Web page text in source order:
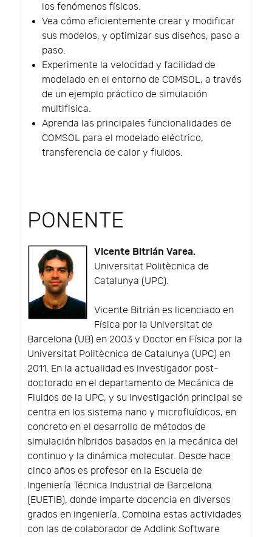
los fenómenos físicos.
Vea cómo eficientemente crear y modificar
sus modelos, y optimizar sus diseños, paso a
paso.
Experimente la velocidad y facilidad de
modelado en el entorno de COMSOL, a través
de un ejemplo práctico de simulación
multifisica.
Aprenda las principales funcionalidades de
COMSOL para el modelado eléctrico,
transferencia de calor y fluidos.
PONENTE
Vicente Bitrián Varea.
Universitat Politècnica de
Catalunya (UPC).
Vicente Bitrián es licenciado en
Física por la Universitat de
Barcelona (UB) en 2003 y Doctor en Física por la
Universitat Politècnica de Catalunya (UPC) en
2011. En la actualidad es investigador post-
doctorado en el departamento de Mecánica de
Fluidos de la UPC, y su investigación principal se
centra en los sistema nano y microfluídicos, en
concreto en el desarrollo de métodos de
simulación híbridos basados en la mecánica del
continuo y la dinámica molecular. Desde hace
cinco años es profesor en la Escuela de
Ingeniería Técnica Industrial de Barcelona
(EUETIB), donde imparte docencia en diversos
grados en ingeniería. Combina estas actividades
con las de colaborador de Addlink Software